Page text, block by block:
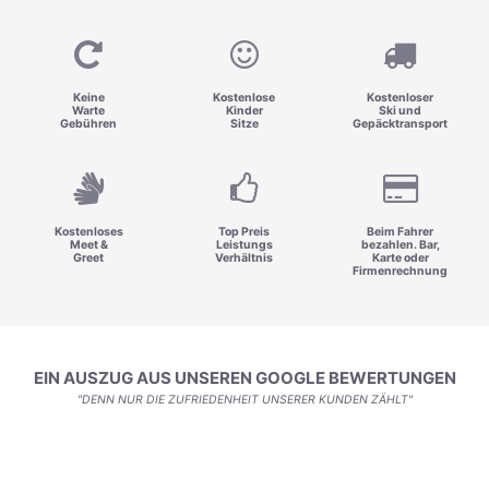
Keine
Warte
Gebühren
Kostenlose
Kinder
Sitze
Kostenloser
Ski und
Gepäcktransport
Kostenloses
Meet &
Greet
Top Preis
Leistungs
Verhältnis
Beim Fahrer
bezahlen. Bar,
Karte oder
Firmenrechnung
EIN AUSZUG AUS UNSEREN GOOGLE BEWERTUNGEN
"DENN NUR DIE ZUFRIEDENHEIT UNSERER KUNDEN ZÄHLT"